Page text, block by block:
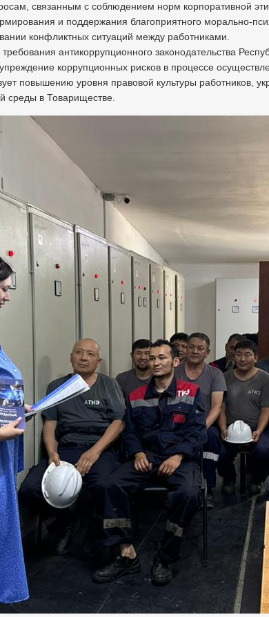
связанным с соблюдением норм корпоративной
и поддержания благоприятного морально-
конфликтных ситуаций между работниками.
антикоррупционного законодательства
коррупционных рисков в процессе
повышению уровня правовой культуры работников,
среды в Товариществе.